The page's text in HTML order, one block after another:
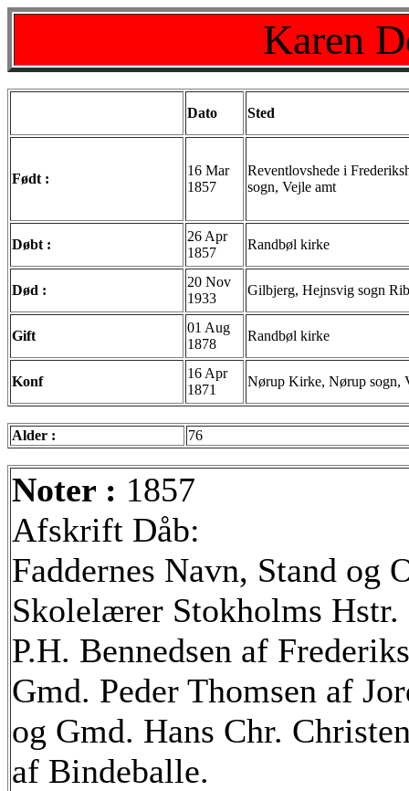
Karen
Dato Sted
Født :
16 Mar
1857
Reventlovshede i
sogn, Vejle amt
Døbt :
26 Apr
1857
Randbøl kirke
Død :
20 Nov
1933
Gilbjerg, Hejnsvig sogn
Gift
01 Aug
1878
Randbøl kirke
Konf
16 Apr
1871
Nørup Kirke, Nørup sogn,
Alder : 76
Noter : 1857
Afskrift Dåb:
Faddernes Navn, Stand og
Skolelærer Stokholms Hstr.
P.H. Bennedsen af
Gmd. Peder Thomsen af
og Gmd. Hans Chr.
af Bindeballe.